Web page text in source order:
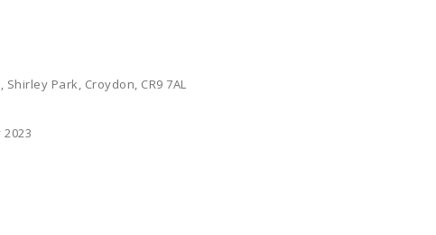
Park, Croydon, CR9 7AL